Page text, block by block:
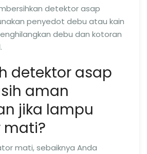
detektor asap
penyedot debu atau kain
debu dan kotoran
detektor asap
aman
jika lampu
mati?
mati, sebaiknya Anda